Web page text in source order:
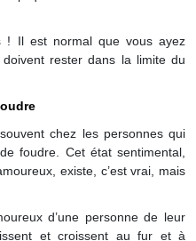
! Il est normal que vous ayez
rester dans la limite du
chez les personnes qui
foudre. Cet état sentimental,
existe, c’est vrai, mais
d’une personne de leur
et croissent au fur et à